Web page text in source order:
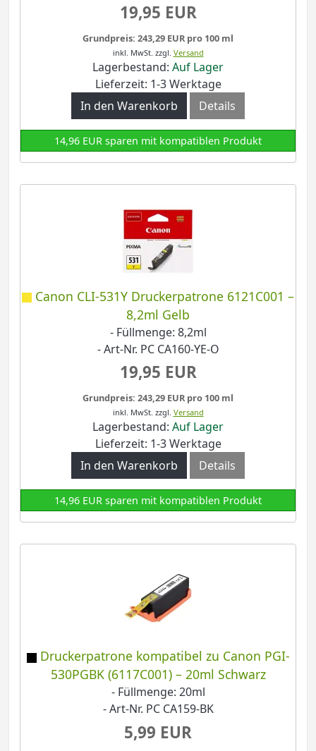
19,95 EUR
Grundpreis: 243,29 EUR pro 100 ml
inkl. MwSt. zzgl. Versand
Lagerbestand: Auf Lager
Lieferzeit: 1-3 Werktage
In den Warenkorb
Details
14,96 EUR sparen mit kompatiblen Produkt
Canon CLI-531Y Druckerpatrone 6121C001 –
8,2ml Gelb
- Füllmenge: 8,2ml
- Art-Nr. PC CA160-YE-O
19,95 EUR
Grundpreis: 243,29 EUR pro 100 ml
inkl. MwSt. zzgl. Versand
Lagerbestand: Auf Lager
Lieferzeit: 1-3 Werktage
In den Warenkorb
Details
14,96 EUR sparen mit kompatiblen Produkt
Druckerpatrone kompatibel zu Canon PGI-
530PGBK (6117C001) – 20ml Schwarz
- Füllmenge: 20ml
- Art-Nr. PC CA159-BK
5,99 EUR